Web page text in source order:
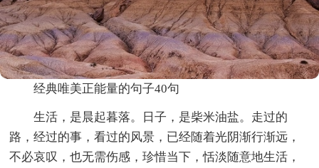
经典唯美正能量的句子40句
生活，是晨起暮落。日子，是柴米油盐。走过的
路，经过的事，看过的风景，已经随着光阴渐行渐远，
不必哀叹，也无需伤感，珍惜当下，恬淡随意地生活，